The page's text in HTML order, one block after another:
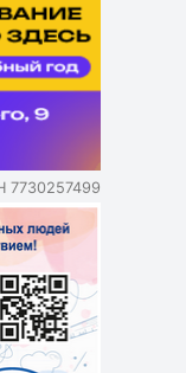
опрошенных
от
Эксперты
ИИ - не лучшая
работать с
нейросетей